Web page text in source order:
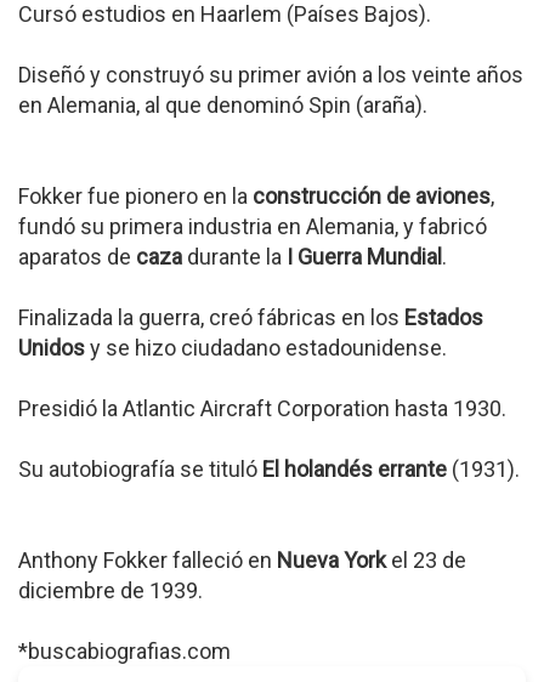
Cursó estudios en Haarlem (Países Bajos).
Diseñó y construyó su primer avión a los veinte años
en Alemania, al que denominó Spin (araña).
Fokker fue pionero en la construcción de aviones,
fundó su primera industria en Alemania, y fabricó
aparatos de caza durante la I Guerra Mundial .
Finalizada la guerra, creó fábricas en los Estados
Unidosy se hizo ciudadano estadounidense.
Presidió la Atlantic Aircraft Corporation hasta 1930.
Su autobiografía se tituló El holandés errante (1931).
Anthony Fokker falleció en Nueva Yorkel 23 de
diciembre de 1939.
*buscabiografias.com